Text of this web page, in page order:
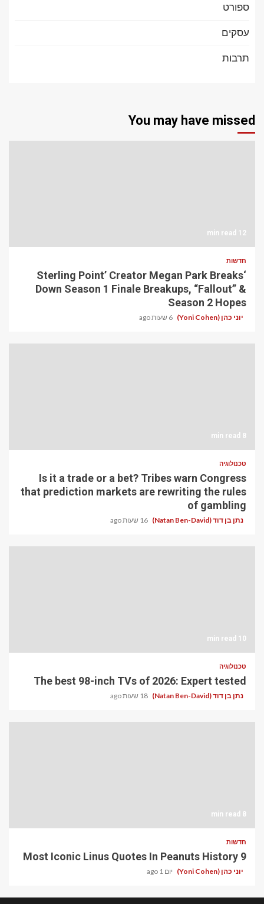
ספורט
עסקים
תרבות
You may have missed
12 min read
חדשות
‘Sterling Point’ Creator Megan Park Breaks
Down Season 1 Finale Breakups, “Fallout” &
Season 2 Hopes
יוני כהן (Yoni Cohen) 6 שעות ago
8 min read
טכנולוגיה
Is it a trade or a bet? Tribes warn Congress
that prediction markets are rewriting the rules
of gambling
נתן בן דוד (Natan Ben-David) 16 שעות ago
10 min read
טכנולוגיה
The best 98-inch TVs of 2026: Expert tested
נתן בן דוד (Natan Ben-David) 18 שעות ago
8 min read
חדשות
9 Most Iconic Linus Quotes In Peanuts History
יוני כהן (Yoni Cohen) יום 1 ago